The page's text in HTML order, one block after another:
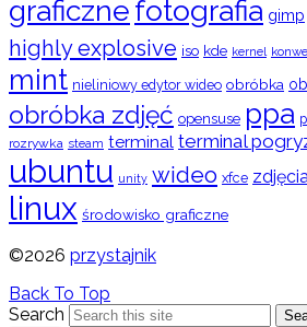
graficznefotografia gimp
highly explosive iso kde kernel
mint nieliniowy edytor wideo obróbka
obróbka zdjęć opensuse ppa
rozrywka steam terminal terminal
ubuntu unity wideo xfce
linux środowisko graficzne
©2026 przystajnik
Back To Top
Search